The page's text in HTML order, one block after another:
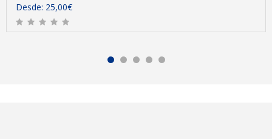
Desde: 25,00€